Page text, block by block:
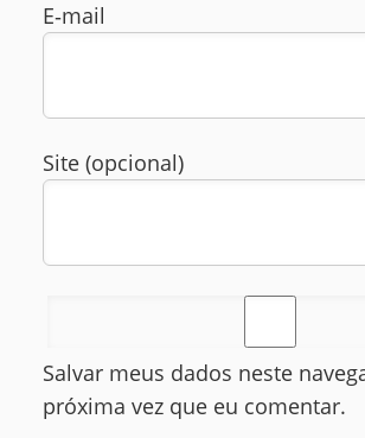
E‑mail
Site (opcional)
Salvar meus dados neste
próxima vez que eu comentar.